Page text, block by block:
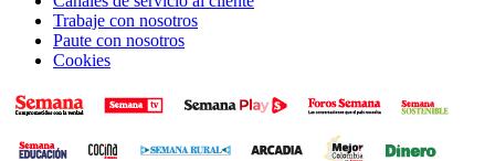
Trabaje con nosotros
Paute con nosotros
Cookies